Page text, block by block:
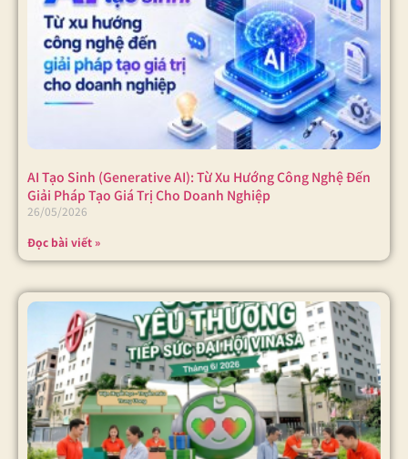
AI Tạo Sinh (Generative AI): Từ Xu Hướng Công Nghệ Đến
Giải Pháp Tạo Giá Trị Cho Doanh Nghiệp
26/05/2026
Đọc bài viết »